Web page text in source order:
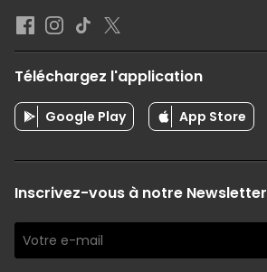
Téléchargez l'application
Google Play App Store
Inscrivez-vous à notre Newsletter